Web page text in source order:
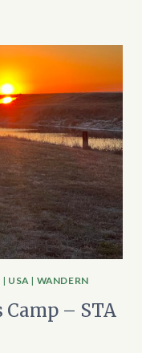
| USA | WANDERN
– STA